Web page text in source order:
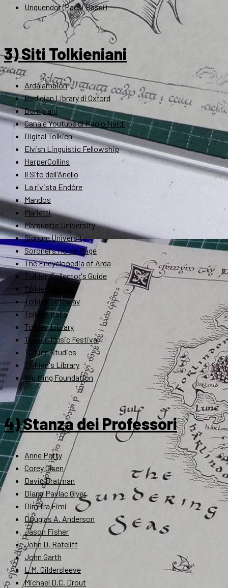
Unquendor (Paesi Bassi)
3) Siti Tolkieniani
Ardalambion
Bodleian Library di Oxford
Bompiani
Canale Youtube di Paolo Nardi
Digital Tolkien
Elvish Linguistic Fellowship
HarperCollins
Il Sito dell'Anello
La rivista Endóre
Mandos
Marietti
Marquette University
Signum University
Soronel's Home Page
The Encyclopedia of Arda
Tolkien Collector's Guide
Tolkien Estate
Tolkien Gateway
Tolkien Italia
Tolkien Library
Tolkien Music Festival
Tolkien Studies
Tolkien's Library
Wu Ming Foundation
4) Stanza dei Professori
Anne Petty
Corey Olsen
David Bratman
Diana Pavlac Glyer
Dimitra Fimi
Douglas A. Anderson
Jason Fisher
John D. Rateliff
John Garth
L.M. Gildersleeve
Michael D.C. Drout